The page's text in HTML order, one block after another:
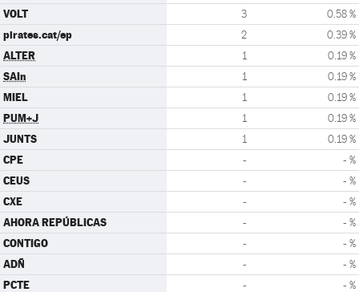
VOLT 3 0.58 %
pirates.cat/ep 2 0.39 %
ALTER 1 0.19 %
SAIn 1 0.19 %
MIEL 1 0.19 %
PUM+J 1 0.19 %
JUNTS 1 0.19 %
CPE - - %
CEUS - - %
CXE - - %
AHORA REPÚBLICAS - - %
CONTIGO - - %
ADÑ - - %
PCTE - - %